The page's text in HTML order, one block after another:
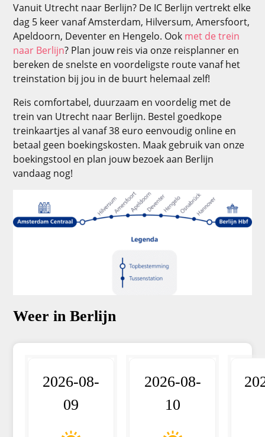
Vanuit Utrecht naar Berlijn? De IC Berlijn vertrekt elke
dag 5 keer vanaf Amsterdam, Hilversum, Amersfoort,
Apeldoorn, Deventer en Hengelo. Ook met de trein
naar Berlijn? Plan jouw reis via onze reisplanner en
bereken de snelste en voordeligste route vanaf het
treinstation bij jou in de buurt helemaal zelf!
Reis comfortabel, duurzaam en voordelig met de
trein van Utrecht naar Berlijn. Bestel goedkope
treinkaartjes al vanaf 38 euro eenvoudig online en
betaal geen boekingskosten. Maak gebruik van onze
boekingstool en plan jouw bezoek aan Berlijn
vandaag nog!
Weer in Berlijn
2026-08-
09
2026-08-
10